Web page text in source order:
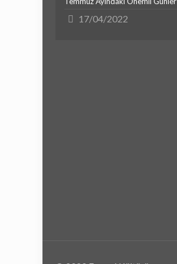
17/04/2022